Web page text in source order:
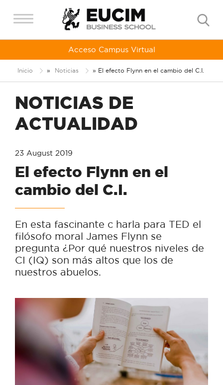
Acceso Campus Virtual
Inicio » Noticias » El efecto Flynn en el cambio del C.I.
NOTICIAS DE
ACTUALIDAD
23 August 2019
El efecto Flynn en el
cambio del C.I.
En esta fascinante c harla para TED el
filósofo moral James Flynn se
pregunta ¿Por qué nuestros niveles de
CI (IQ) son más altos que los de
nuestros abuelos.